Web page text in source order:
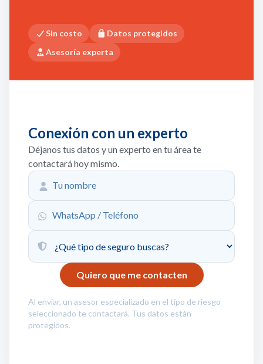
Sin costo
Datos protegidos
Asesoría experta
Conexión con un experto
Déjanos tus datos y un experto en tu área te
contactará hoy mismo.
Al enviar, un asesor especializado en el tipo de riesgo
seleccionado te contactará. Tus datos están
protegidos.